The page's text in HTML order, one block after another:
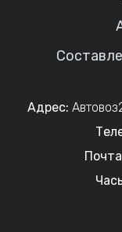
Адрес: